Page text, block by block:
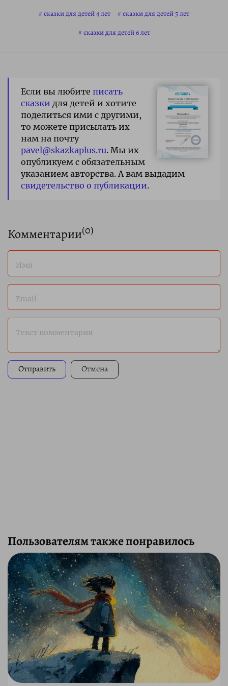
сказки для детей 4 лет
сказки для детей 5 лет
сказки для детей 6 лет
Если вы любите писать
сказки для детей и хотите
поделиться ими с другими,
то можете присылать их
нам на почту
pavel@skazkaplus.ru. Мы их
опубликуем с обязательным
указанием авторства. А вам выдадим
свидетельство о публикации.
Комментарии(0)
Имя
Email
Текст комментария
Отправить Отмена
Пользователям также понравилось